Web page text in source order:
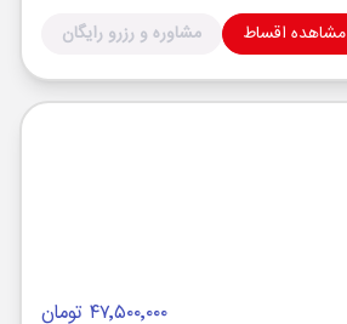
مشاهده اقساط مشاوره و رزرو رایگان
۴۷٬۵۰۰٬۰۰۰ تومان